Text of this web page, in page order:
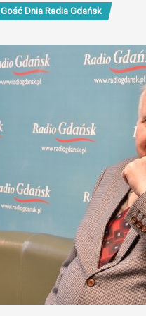
Gość Dnia Radia Gdańsk